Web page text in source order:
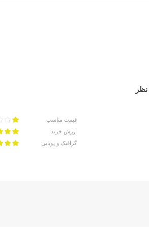
نظر
قیمت مناسب
ارزش خرید
گرافیک و پویایی